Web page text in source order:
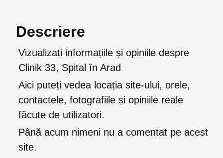
Descriere
Vizualizați informațiile și opiniile despre
Clinik 33, Spital în Arad
Aici puteți vedea locația site-ului, orele,
contactele, fotografiile și opiniile reale
făcute de utilizatori.
Până acum nimeni nu a comentat pe acest
site.